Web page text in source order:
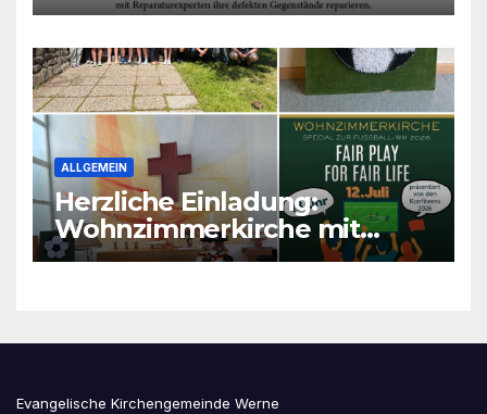
ALLGEMEIN
Herzliche Einladung:
Wohnzimmerkirche mit
unseren Konfis
Evangelische Kirchengemeinde Werne